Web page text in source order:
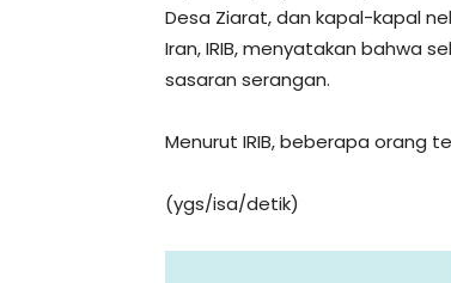
Desa Ziarat, dan kapal-kapal
Iran, IRIB, menyatakan bahwa
sasaran serangan.
Menurut IRIB, beberapa orang
(ygs/isa/detik)